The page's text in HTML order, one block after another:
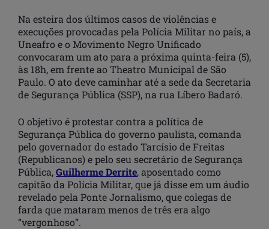
Na esteira dos últimos casos de violências e
execuções provocadas pela Polícia Militar no país, a
Uneafro e o Movimento Negro Unificado
convocaram um ato para a próxima quinta-feira (5),
às 18h, em frente ao Theatro Municipal de São
Paulo. O ato deve caminhar até a sede da Secretaria
de Segurança Pública (SSP), na rua Líbero Badaró.
O objetivo é protestar contra a política de
Segurança Pública do governo paulista, comanda
pelo governador do estado Tarcísio de Freitas
(Republicanos) e pelo seu secretário de Segurança
Pública,Guilherme Derrite, aposentado como
capitão da Polícia Militar, que já disse em um áudio
revelado pela Ponte Jornalismo, que colegas de
farda que mataram menos de três era algo
“vergonhoso”.